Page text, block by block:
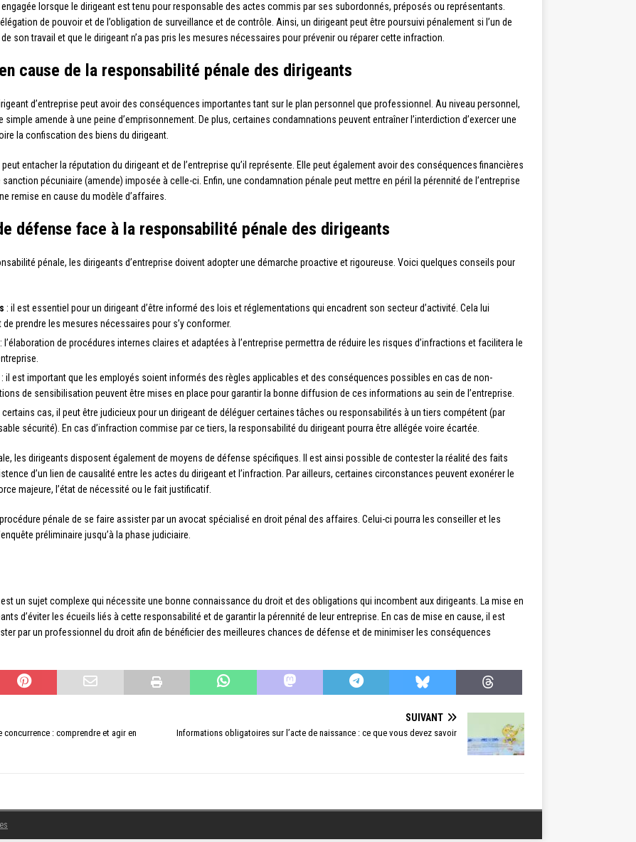
lorsque le dirigeant est tenu pour responsable des actes commis par ses subordonnés, préposés ou représentants.
de pouvoir et de l’obligation de surveillance et de contrôle. Ainsi, un dirigeant peut être poursuivi pénalement si l’un de
son travail et que le dirigeant n’a pas pris les mesures nécessaires pour prévenir ou réparer cette infraction.
cause de la responsabilité pénale des dirigeants
d’entreprise peut avoir des conséquences importantes tant sur le plan personnel que professionnel. Au niveau personnel,
amende à une peine d’emprisonnement. De plus, certaines condamnations peuvent entraîner l’interdiction d’exercer une
la confiscation des biens du dirigeant.
entacher la réputation du dirigeant et de l’entreprise qu’il représente. Elle peut également avoir des conséquences financières
pécuniaire (amende) imposée à celle-ci. Enfin, une condamnation pénale peut mettre en péril la pérennité de l’entreprise
remise en cause du modèle d’affaires.
défense face à la responsabilité pénale des dirigeants
pénale, les dirigeants d’entreprise doivent adopter une démarche proactive et rigoureuse. Voici quelques conseils pour
: il est essentiel pour un dirigeant d’être informé des lois et réglementations qui encadrent son secteur d’activité. Cela lui
prendre les mesures nécessaires pour s’y conformer.
: l’élaboration de procédures internes claires et adaptées à l’entreprise permettra de réduire les risques d’infractions et facilitera le
: il est important que les employés soient informés des règles applicables et des conséquences possibles en cas de non-
de sensibilisation peuvent être mises en place pour garantir la bonne diffusion de ces informations au sein de l’entreprise.
certains cas, il peut être judicieux pour un dirigeant de déléguer certaines tâches ou responsabilités à un tiers compétent (par
sécurité). En cas d’infraction commise par ce tiers, la responsabilité du dirigeant pourra être allégée voire écartée.
les dirigeants disposent également de moyens de défense spécifiques. Il est ainsi possible de contester la réalité des faits
d’un lien de causalité entre les actes du dirigeant et l’infraction. Par ailleurs, certaines circonstances peuvent exonérer le
majeure, l’état de nécessité ou le fait justificatif.
pénale de se faire assister par un avocat spécialisé en droit pénal des affaires. Celui-ci pourra les conseiller et les
préliminaire jusqu’à la phase judiciaire.
un sujet complexe qui nécessite une bonne connaissance du droit et des obligations qui incombent aux dirigeants. La mise en
d’éviter les écueils liés à cette responsabilité et de garantir la pérennité de leur entreprise. En cas de mise en cause, il est
par un professionnel du droit afin de bénéficier des meilleures chances de défense et de minimiser les conséquences
: comprendre et agir en
SUIVANT
Informations obligatoires sur l’acte de naissance : ce que vous devez savoir